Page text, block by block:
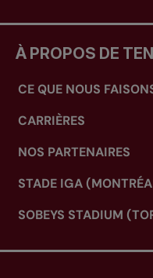
À PROPOS DE
CE QUE NOUS
CARRIÈRES
NOS PARTENAIRES
STADE IGA
SOBEYS STADIUM